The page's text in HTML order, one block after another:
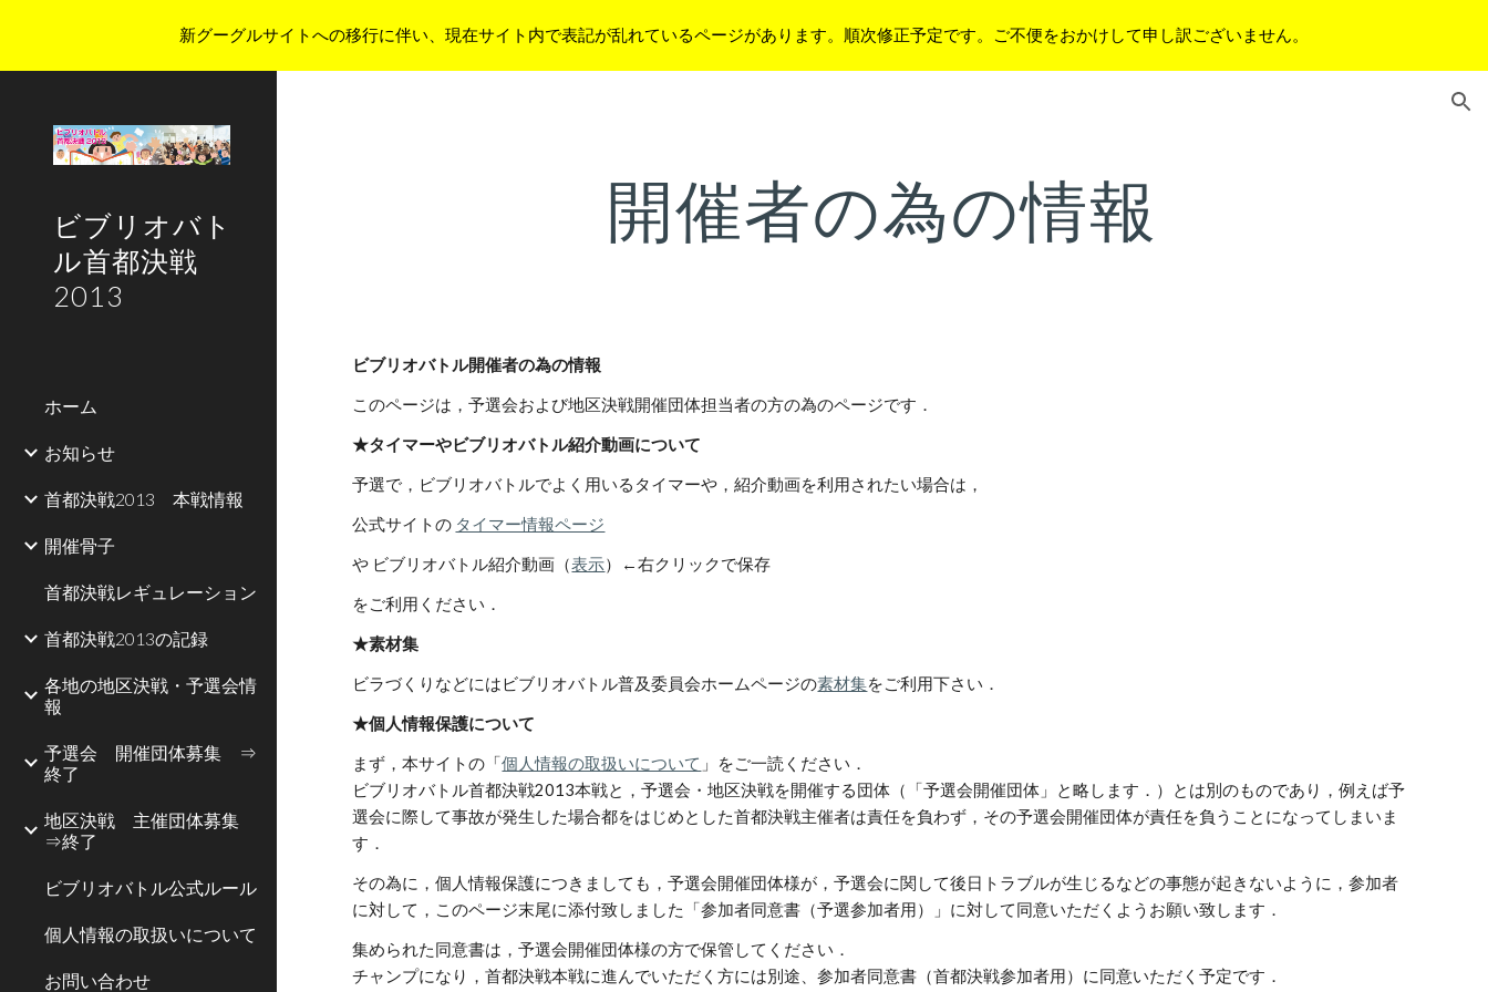
Skip to main content Skip to navigation
新グーグルサイトへの移行に伴い、現在サイト内で表記が乱れているページがあります。順次修正予定です。ご不便をおかけして申し訳ございません。
ビブリオバト
ル首都決戦
2013
ホーム
お知らせ
首都決戦2013 本戦情報
開催骨子
首都決戦レギュレーション
首都決戦2013の記録
各地の地区決戦・予選会情
報
予選会 開催団体募集 ⇒
終了
地区決戦 主催団体募集
⇒終了
ビブリオバトル公式ルール
個人情報の取扱いについて
お問い合わせ
開催者の為の情報
ビブリオバトル開催者の為の情報
このページは，予選会および地区決戦開催団体担当者の方の為のページです．
★タイマーやビブリオバトル紹介動画について
予選で，ビブリオバトルでよく用いるタイマーや，紹介動画を利用されたい場合は，
公式サイトの タイマー情報ページ
や ビブリオバトル紹介動画（表示）←右クリックで保存
をご利用ください．
★素材集
ビラづくりなどにはビブリオバトル普及委員会ホームページの素材集をご利用下さい．
★個人情報保護について
まず，本サイトの「個人情報の取扱いについて 」をご一読ください．
ビブリオバトル首都決戦2013本戦と，予選会・地区決戦を開催する団体（「予選会開催団体」と略します．）とは別のものであり，例えば予
選会に際して事故が発生した場合都をはじめとした首都決戦主催者は責任を負わず，その予選会開催団体が責任を負うことになってしまいま
す．
その為に，個人情報保護につきましても，予選会開催団体様が，予選会に関して後日トラブルが生じるなどの事態が起きないように，参加者
に対して，このページ末尾に添付致しました「参加者同意書（予選参加者用）」に対して同意いただくようお願い致します．
集められた同意書は，予選会開催団体様の方で保管してください．
チャンプになり，首都決戦本戦に進んでいただく方には別途、参加者同意書（首都決戦参加者用）に同意いただく予定です．